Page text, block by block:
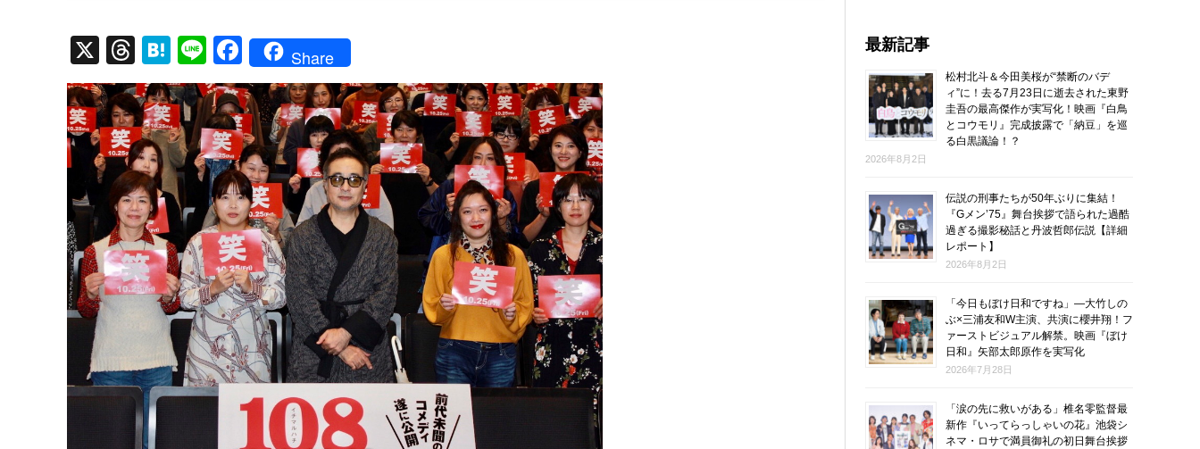
X
T
hr
e
a
d
s
H
at
e
n
a
Li
n
e
F
a
c
e
b
o
o
k
Share
最新記事
松村北斗＆今田美桜が“禁断のバデ
ィ”に！去る7月23日に逝去された東野
圭吾の最高傑作が実写化！映画『白鳥
とコウモリ』完成披露で「納豆」を巡
る白黒議論！？
2026年8月2日
伝説の刑事たちが50年ぶりに集結！
『Gメン’75』舞台挨拶で語られた過酷
過ぎる撮影秘話と丹波哲郎伝説【詳細
レポート】
2026年8月2日
「今日もぼけ日和ですね」―大竹しの
ぶ×三浦友和W主演、共演に櫻井翔！フ
ァーストビジュアル解禁。映画『ぼけ
日和』矢部太郎原作を実写化
2026年7月28日
「涙の先に救いがある」椎名零監督最
新作『いってらっしゃいの花』池袋シ
ネマ・ロサで満員御礼の初日舞台挨拶